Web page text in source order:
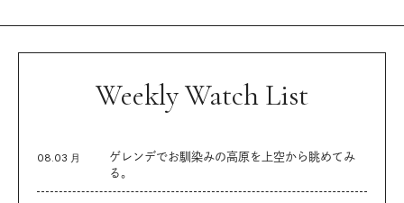
Weekly Watch List
08.03 月
ゲレンデでお馴染みの高原を上空から眺めてみ
る。